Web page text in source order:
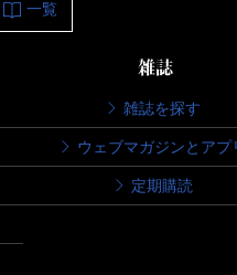
一覧
雑誌
雑誌を探す
ウェブマガジンとアプ
定期購読